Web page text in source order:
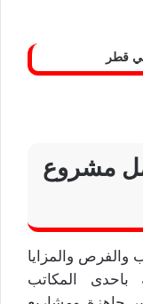
قطر
مشروع
والفرص والمزايا
باحدى المكاتب